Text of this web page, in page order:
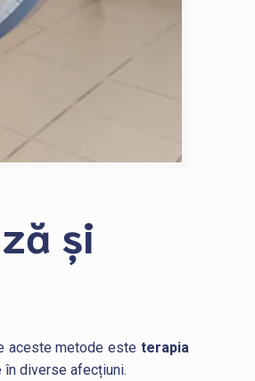
și
aceste metode este terapia
diverse afecțiuni.